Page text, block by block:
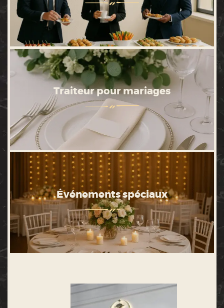
Traiteur pour mariages
Événements spéciaux